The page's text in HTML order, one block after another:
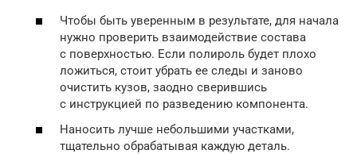
Чтобы быть уверенным в результате, для начала
нужно проверить взаимодействие состава
с поверхностью. Если полироль будет плохо
ложиться, стоит убрать ее следы и заново
очистить кузов, заодно сверившись
с инструкцией по разведению компонента.
Наносить лучше небольшими участками,
тщательно обрабатывая каждую деталь.